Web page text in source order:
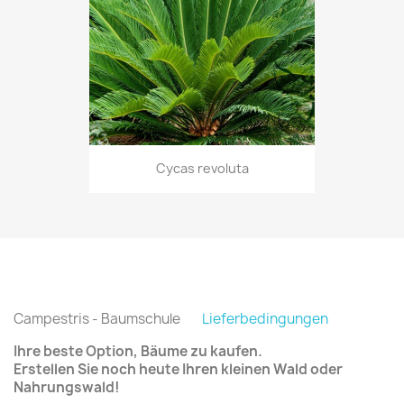
Cycas revoluta
Campestris - Baumschule Lieferbedingungen
Ihre beste Option, Bäume zu kaufen.
Erstellen Sie noch heute Ihren kleinen Wald oder
Nahrungswald!